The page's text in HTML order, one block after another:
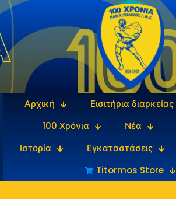
Αρχική
Εισιτήρια
100 Χρόνια
Νέα
Ιστορία
Εγκαταστάσεις
Titormos Store